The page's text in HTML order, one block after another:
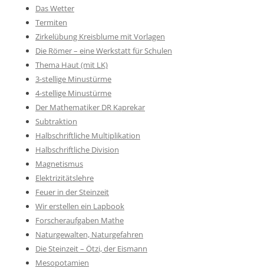
Das Wetter
Termiten
Zirkelübung Kreisblume mit Vorlagen
Die Römer – eine Werkstatt für Schulen
Thema Haut (mit LK)
3-stellige Minustürme
4-stellige Minustürme
Der Mathematiker DR Kaprekar
Subtraktion
Halbschriftliche Multiplikation
Halbschriftliche Division
Magnetismus
Elektrizitätslehre
Feuer in der Steinzeit
Wir erstellen ein Lapbook
Forscheraufgaben Mathe
Naturgewalten, Naturgefahren
Die Steinzeit – Ötzi, der Eismann
Mesopotamien